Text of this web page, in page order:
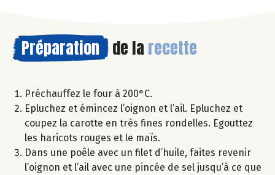
Préparation de la recette
Préchauffez le four à 200°C.
Epluchez et émincez l’oignon et l’ail. Epluchez et
coupez la carotte en très fines rondelles. Egouttez
les haricots rouges et le maïs.
Dans une poêle avec un filet d’huile, faites revenir
l’oignon et l’ail avec une pincée de sel jusqu’à ce que